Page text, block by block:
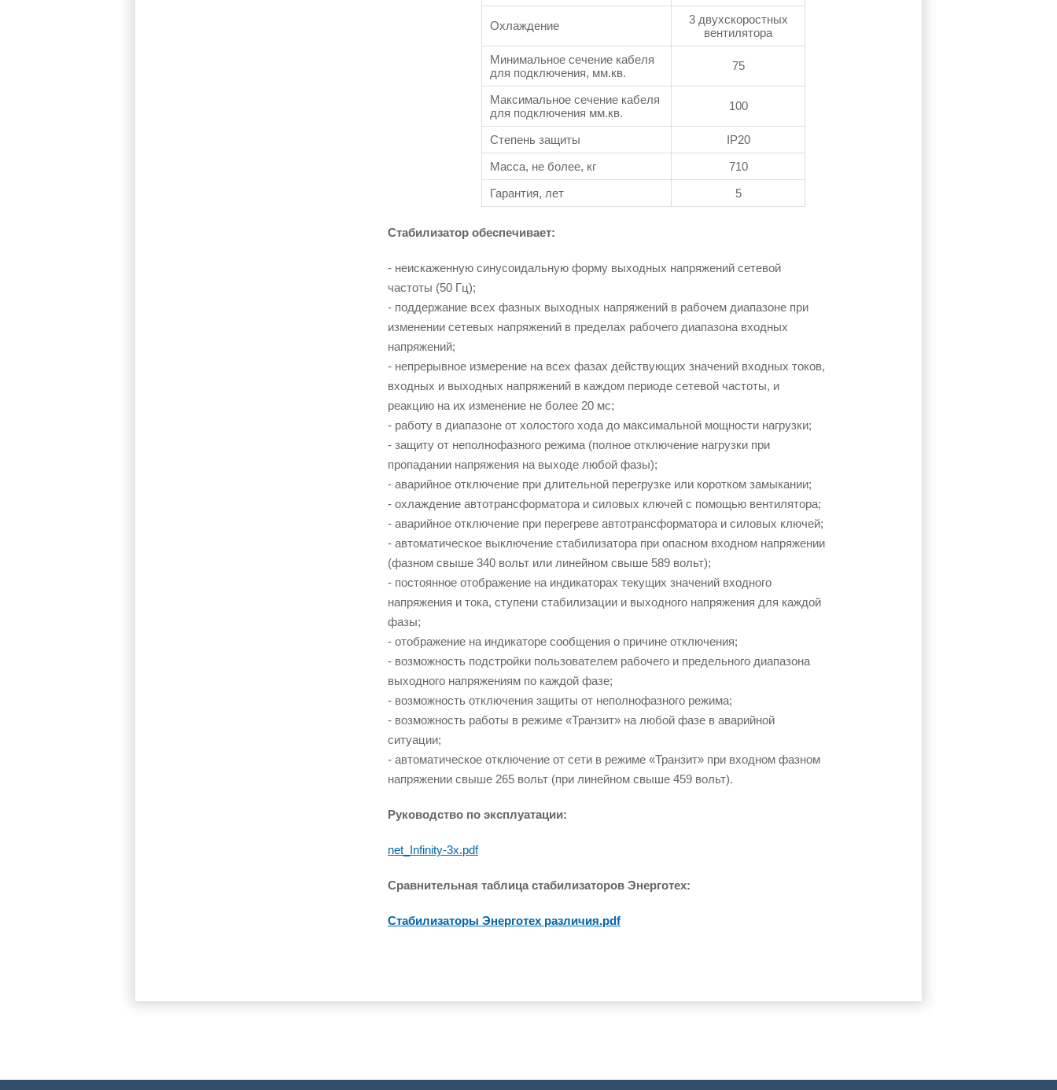
Охлаждение
3 двухскоростных
вентилятора
Минимальное сечение кабеля
для подключения, мм.кв.
75
Максимальное сечение кабеля
для подключения мм.кв.
100
Степень защиты
IP20
Масса, не более, кг
710
Гарантия, лет
5
Стабилизатор обеспечивает:
- неискаженную синусоидальную форму выходных напряжений сетевой
частоты (50 Гц);
- поддержание всех фазных выходных напряжений в рабочем диапазоне при
изменении сетевых напряжений в пределах рабочего диапазона входных
напряжений;
- непрерывное измерение на всех фазах действующих значений входных токов,
входных и выходных напряжений в каждом периоде сетевой частоты, и
реакцию на их изменение не более 20 мс;
- работу в диапазоне от холостого хода до максимальной мощности нагрузки;
- защиту от неполнофазного режима (полное отключение нагрузки при
пропадании напряжения на выходе любой фазы);
- аварийное отключение при длительной перегрузке или коротком замыкании;
- охлаждение автотрансформатора и силовых ключей с помощью вентилятора;
- аварийное отключение при перегреве автотрансформатора и силовых ключей;
- автоматическое выключение стабилизатора при опасном входном напряжении
(фазном свыше 340 вольт или линейном свыше 589 вольт);
- постоянное отображение на индикаторах текущих значений входного
напряжения и тока, ступени стабилизации и выходного напряжения для каждой
фазы;
- отображение на индикаторе сообщения о причине отключения;
- возможность подстройки пользователем рабочего и предельного диапазона
выходного напряжениям по каждой фазе;
- возможность отключения защиты от неполнофазного режима;
- возможность работы в режиме «Транзит» на любой фазе в аварийной
ситуации;
- автоматическое отключение от сети в режиме «Транзит» при входном фазном
напряжении свыше 265 вольт (при линейном свыше 459 вольт).
Руководство по эксплуатации:
net_Infinity-3x.pdf
Сравнительная таблица стабилизаторов Энерготех:
Стабилизаторы Энерготех различия.pdf